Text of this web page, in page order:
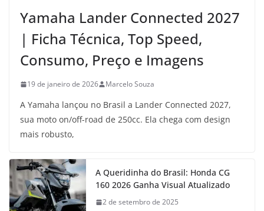
Yamaha Lander Connected 2027
| Ficha Técnica, Top Speed,
Consumo, Preço e Imagens
19 de janeiro de 2026 Marcelo Souza
A Yamaha lançou no Brasil a Lander Connected 2027,
sua moto on/off-road de 250cc. Ela chega com design
mais robusto,
A Queridinha do Brasil: Honda CG
160 2026 Ganha Visual Atualizado
2 de setembro de 2025